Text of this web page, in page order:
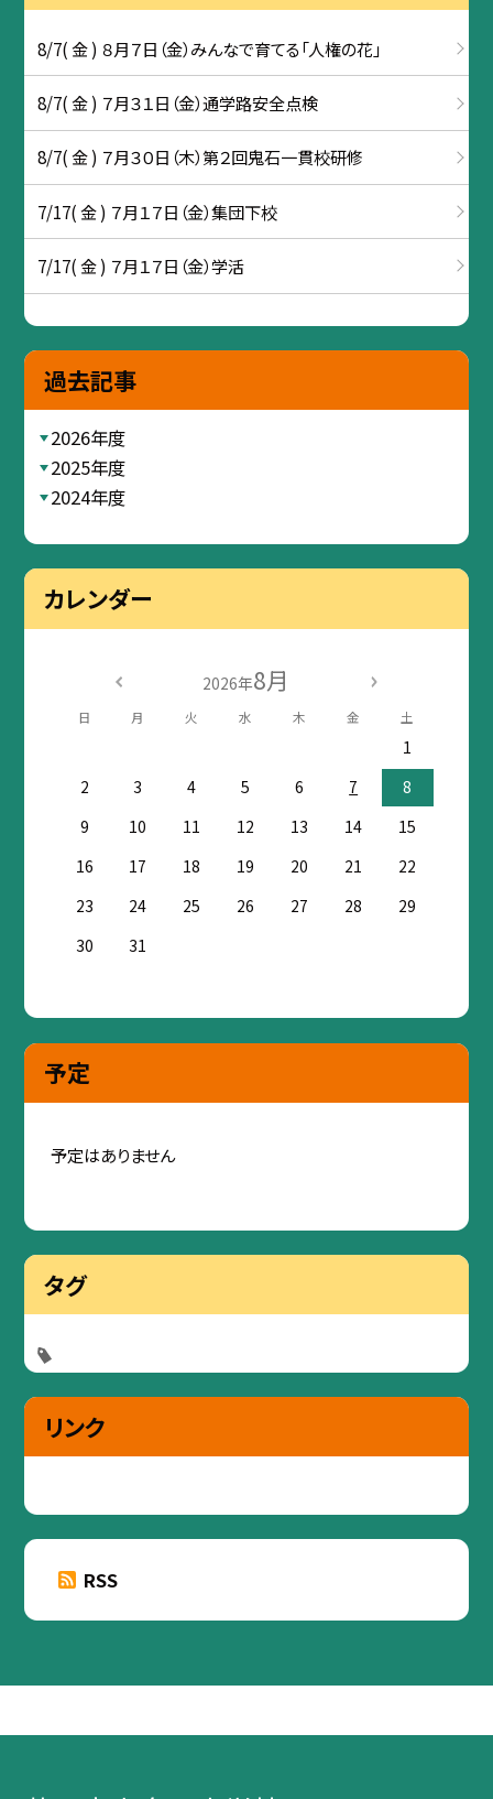
8/7( 金 ) ８月７日（金）みんなで育てる「人権の花」
8/7( 金 ) ７月３１日（金）通学路安全点検
8/7( 金 ) ７月３０日（木）第２回鬼石一貫校研修
7/17( 金 ) ７月１７日（金）集団下校
7/17( 金 ) ７月１７日（金）学活
過去記事
2026年度
2025年度
2024年度
カレンダー
2026年8月
日 月 火 水 木 金 土
1
2
3 4 5 6 7
8
9
10 11 12 13 14
15
16
17 18 19 20 21
22
23
24 25 26 27 28
29
30
31
予定
予定はありません
タグ
リンク
RSS